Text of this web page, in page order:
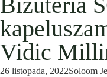
Vidic
26 listopada, 2022Soloom